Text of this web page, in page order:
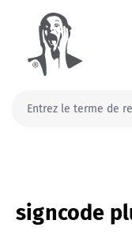
principal
signcode